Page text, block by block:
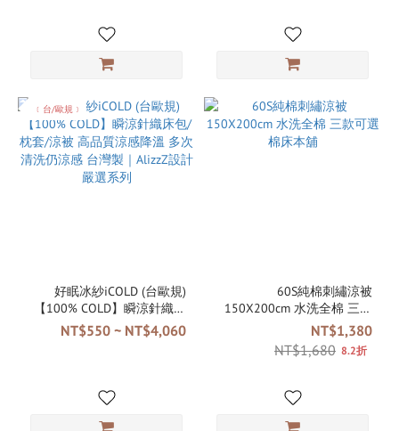
﹝台/歐規﹞
好眠冰紗iCOLD (台歐規)
【100% COLD】瞬涼針織床
包/枕套/涼被 高品質涼感降
溫 多次清洗仍涼感 台灣製｜
NT$550 ~ NT$4,060
60S純棉刺繡涼被
150X200cm 水洗全棉 三款
可選 棉床本舖
NT$1,380
NT$1,680 8.2折